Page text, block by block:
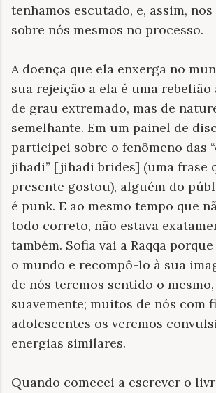
tenhamos escutado, e, assim,
sobre nós mesmos no processo.
A doença que ela enxerga no
sua rejeição a ela é uma rebelião
de grau extremado, mas de
semelhante. Em um painel de
participei sobre o fenômeno das
jihadi” [jihadi brides] (uma frase
presente gostou), alguém do
é punk. E ao mesmo tempo que
todo correto, não estava
também. Sofia vai a Raqqa
o mundo e recompô-lo à sua
de nós teremos sentido o
suavemente; muitos de nós com
adolescentes os veremos
energias similares.
Quando comecei a escrever o